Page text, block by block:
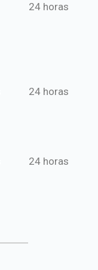
24 horas
24 horas
24 horas